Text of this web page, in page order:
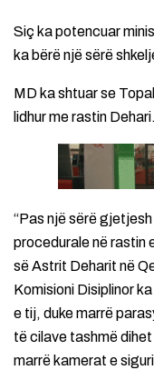
Siç ka potencuar
ka bërë një sërë
MD ka shtuar se
lidhur me rastin Dehari.
“Pas një sërë
procedurale në rastin
së Astrit Deharit në
Komisioni Disiplinor
e tij, duke marrë
të cilave tashmë
marrë kamerat e